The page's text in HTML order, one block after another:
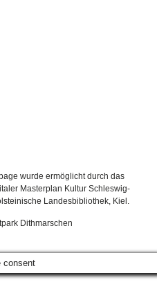
wurde ermöglicht durch das
Masterplan Kultur Schleswig-
Landesbibliothek, Kiel.
Dithmarschen
consent